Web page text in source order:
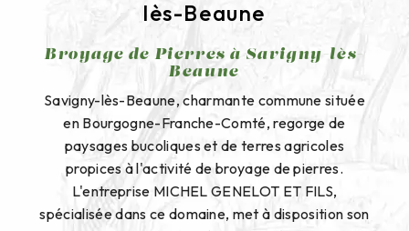
lès-Beaune
Broyage de Pierres à Savigny-lès-
Beaune
Savigny-lès-Beaune, charmante commune située
en Bourgogne-Franche-Comté, regorge de
paysages bucoliques et de terres agricoles
propices à l'activité de broyage de pierres.
L'entreprise MICHEL GENELOT ET FILS,
spécialisée dans ce domaine, met à disposition son